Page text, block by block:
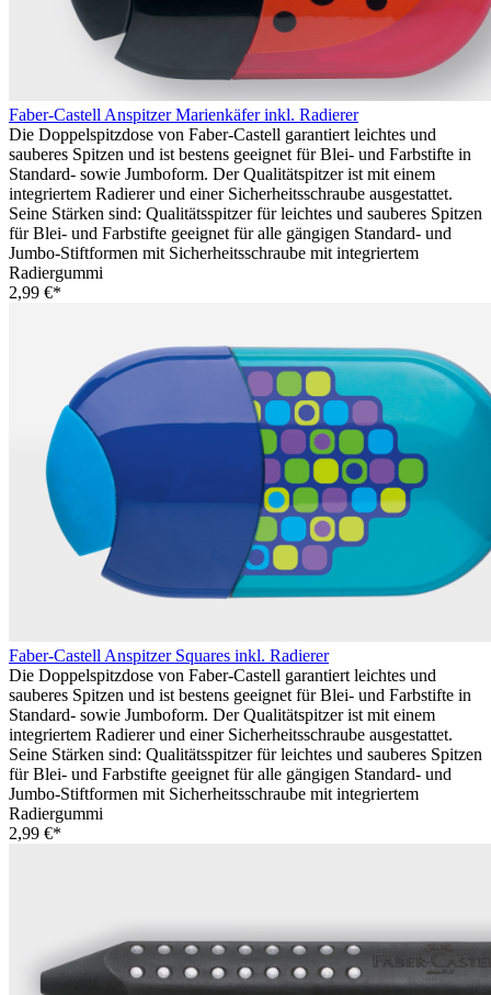
Faber-Castell Anspitzer Marienkäfer inkl. Radierer
Die Doppelspitzdose von Faber-Castell garantiert leichtes und
sauberes Spitzen und ist bestens geeignet für Blei- und Farbstifte in
Standard- sowie Jumboform. Der Qualitätspitzer ist mit einem
integriertem Radierer und einer Sicherheitsschraube ausgestattet.
Seine Stärken sind: Qualitätsspitzer für leichtes und sauberes Spitzen
für Blei- und Farbstifte geeignet für alle gängigen Standard- und
Jumbo-Stiftformen mit Sicherheitsschraube mit integriertem
Radiergummi
2,99 €*
Faber-Castell Anspitzer Squares inkl. Radierer
Die Doppelspitzdose von Faber-Castell garantiert leichtes und
sauberes Spitzen und ist bestens geeignet für Blei- und Farbstifte in
Standard- sowie Jumboform. Der Qualitätspitzer ist mit einem
integriertem Radierer und einer Sicherheitsschraube ausgestattet.
Seine Stärken sind: Qualitätsspitzer für leichtes und sauberes Spitzen
für Blei- und Farbstifte geeignet für alle gängigen Standard- und
Jumbo-Stiftformen mit Sicherheitsschraube mit integriertem
Radiergummi
2,99 €*